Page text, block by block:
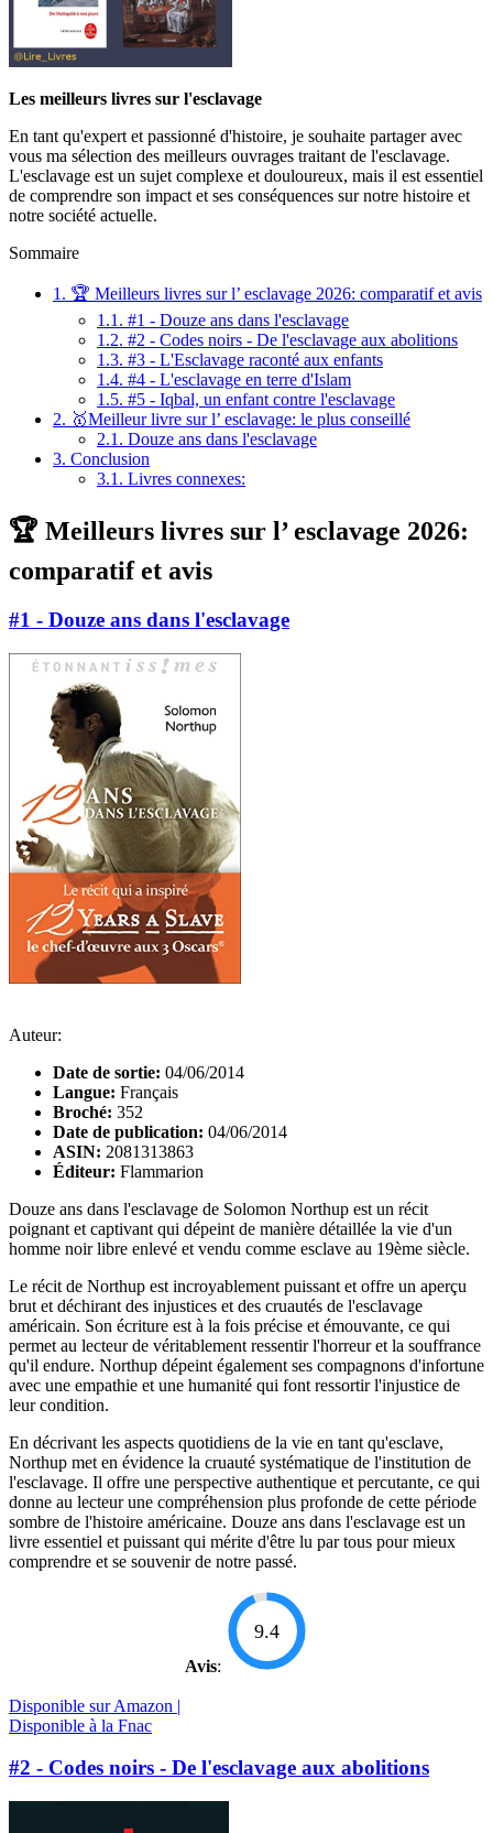
Les meilleurs livres sur l'esclavage
En tant qu'expert et passionné d'histoire, je souhaite partager avec
vous ma sélection des meilleurs ouvrages traitant de l'esclavage.
L'esclavage est un sujet complexe et douloureux, mais il est essentiel
de comprendre son impact et ses conséquences sur notre histoire et
notre société actuelle.
Sommaire
1. 🏆 Meilleurs livres sur l’ esclavage 2026: comparatif et avis
1.1. #1 - Douze ans dans l'esclavage
1.2. #2 - Codes noirs - De l'esclavage aux abolitions
1.3. #3 - L'Esclavage raconté aux enfants
1.4. #4 - L'esclavage en terre d'Islam
1.5. #5 - Iqbal, un enfant contre l'esclavage
2. 🥇Meilleur livre sur l’ esclavage: le plus conseillé
2.1. Douze ans dans l'esclavage
3. Conclusion
3.1. Livres connexes:
🏆 Meilleurs livres sur l’ esclavage 2026:
comparatif et avis
#1 - Douze ans dans l'esclavage
Auteur:
Date de sortie: 04/06/2014
Langue: Français
Broché: 352
Date de publication: 04/06/2014
ASIN: 2081313863
Éditeur: Flammarion
Douze ans dans l'esclavage de Solomon Northup est un récit
poignant et captivant qui dépeint de manière détaillée la vie d'un
homme noir libre enlevé et vendu comme esclave au 19ème siècle.
Le récit de Northup est incroyablement puissant et offre un aperçu
brut et déchirant des injustices et des cruautés de l'esclavage
américain. Son écriture est à la fois précise et émouvante, ce qui
permet au lecteur de véritablement ressentir l'horreur et la souffrance
qu'il endure. Northup dépeint également ses compagnons d'infortune
avec une empathie et une humanité qui font ressortir l'injustice de
leur condition.
En décrivant les aspects quotidiens de la vie en tant qu'esclave,
Northup met en évidence la cruauté systématique de l'institution de
l'esclavage. Il offre une perspective authentique et percutante, ce qui
donne au lecteur une compréhension plus profonde de cette période
sombre de l'histoire américaine. Douze ans dans l'esclavage est un
livre essentiel et puissant qui mérite d'être lu par tous pour mieux
comprendre et se souvenir de notre passé.
Avis:
9.4
Disponible sur Amazon |
Disponible à la Fnac
#2 - Codes noirs - De l'esclavage aux abolitions